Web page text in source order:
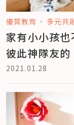
優質教育 多元共
家有小小孩
彼此神隊友
2021.01.28